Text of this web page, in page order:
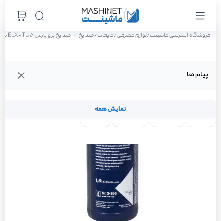
پیام ها
نمایش همه
فروشگاه اینترنتی ماشینت/لوازم مصرفی/مایعات/ضد یخ ضد یخ پژو پارس ELX-TU5 سال 1401